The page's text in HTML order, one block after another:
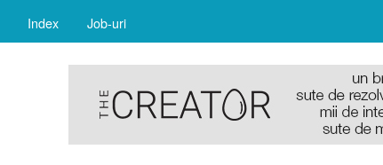
Index Job-uri